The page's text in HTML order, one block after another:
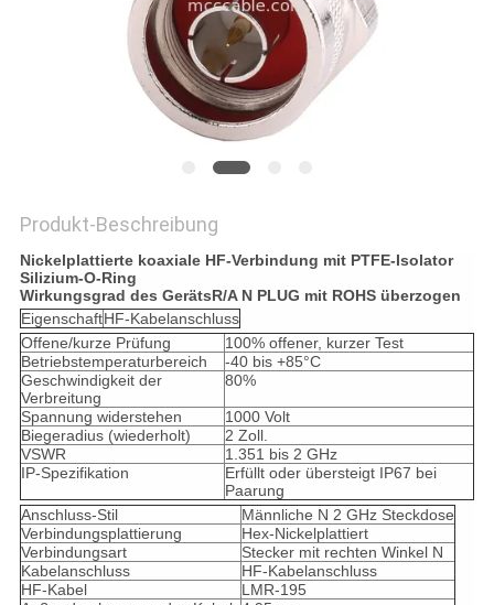
Produkt-Beschreibung
Nickelplattierte koaxiale HF-Verbindung mit PTFE-Isolator
Silizium-O-Ring
Wirkungsgrad des GerätsR/A N PLUG mit ROHS überzogen
EigenschaftHF-Kabelanschluss
Offene/kurze Prüfung
100% offener, kurzer Test
Betriebstemperaturbereich
-40 bis +85°C
Geschwindigkeit der
Verbreitung
80%
Spannung widerstehen
1000 Volt
Biegeradius (wiederholt)
2 Zoll.
VSWR
1.351 bis 2 GHz
IP-Spezifikation
Erfüllt oder übersteigt IP67 bei
Paarung
Anschluss-Stil
Männliche N 2 GHz Steckdose
Verbindungsplattierung
Hex-Nickelplattiert
Verbindungsart
Stecker mit rechten Winkel N
Kabelanschluss
HF-Kabelanschluss
HF-Kabel
LMR-195